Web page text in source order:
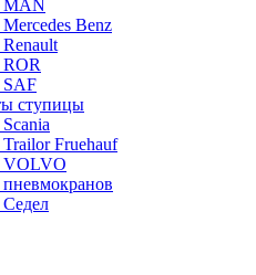
MAN
Benz
SAF
ступицы
Fruehauf
VOLVO